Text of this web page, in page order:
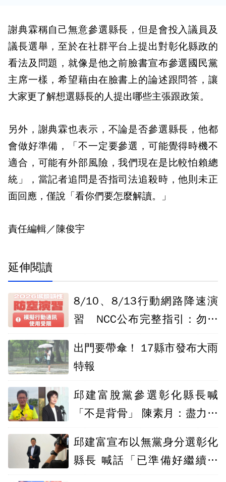
謝典霖稱自己無意參選縣長，但是會投入議員及
議長選舉，至於在社群平台上提出對彰化縣政的
看法及問題，就像是他之前臉書宣布參選國民黨
主席一樣，希望藉由在臉書上的論述跟問答，讓
大家更了解想選縣長的人提出哪些主張跟政策。
另外，謝典霖也表示，不論是否參選縣長，他都
會做好準備，「不一定要參選，可能覺得時機不
適合，可能有外部風險，我們現在是比較怕賴總
統」，當記者追問是否指司法追殺時，他則未正
面回應，僅說「看你們要怎麼解讀。」
責任編輯／陳俊宇
延伸閱讀
8/10、8/13行動網路降速演
習 NCC公布完整指引：勿處
出門要帶傘！ 17縣市發布大雨
特報
邱建富脫黨參選彰化縣長喊
「不是背骨」 陳素月：盡力勸
邱建富宣布以無黨身分選彰化
縣長 喊話「已準備好繼續向